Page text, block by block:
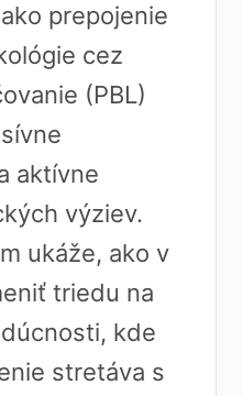
prepojenie
cez
(PBL)
aktívne
výziev.
ukáže, ako v
triedu na
kde
stretáva s